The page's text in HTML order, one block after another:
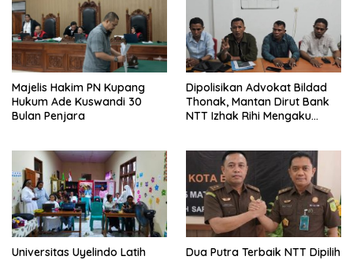
Majelis Hakim PN Kupang
Hukum Ade Kuswandi 30
Bulan Penjara
Dipolisikan Advokat Bildad
Thonak, Mantan Dirut Bank
NTT Izhak Rihi Mengaku
Universitas Uyelindo Latih
Dua Putra Terbaik NTT Dipilih